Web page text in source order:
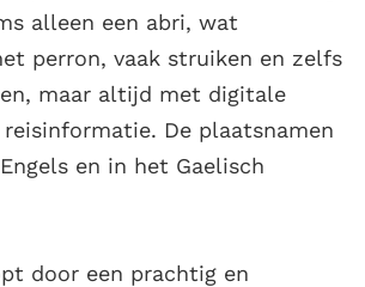
alleen een abri, wat
perron, vaak struiken en zelfs
maar altijd met digitale
De plaatsnamen
en in het Gaelisch
door een prachtig en